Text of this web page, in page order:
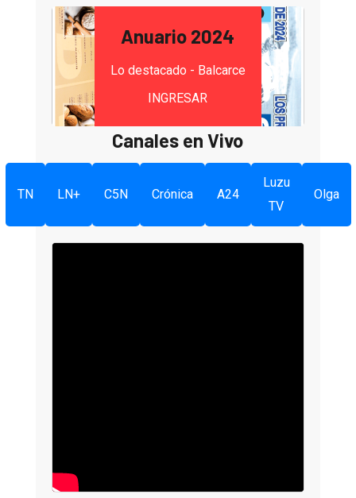
Anuario 2024
Lo destacado - Balcarce
INGRESAR
Canales en Vivo
TN LN+ C5N Crónica A24
Luzu
TV
Olga